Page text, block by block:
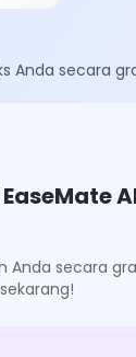
Anda secara
Anda secara